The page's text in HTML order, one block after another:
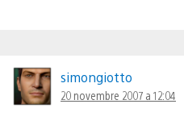
simongiotto
20 novembre 2007 a 12:04